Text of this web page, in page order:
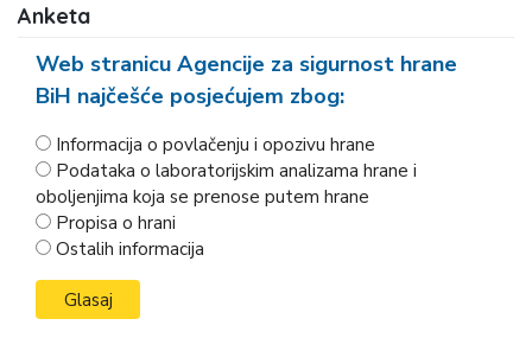
Anketa
Web stranicu Agencije za sigurnost hrane
BiH najčešće posjećujem zbog:
Informacija o povlačenju i opozivu hrane
Podataka o laboratorijskim analizama hrane i
oboljenjima koja se prenose putem hrane
Propisa o hrani
Ostalih informacija